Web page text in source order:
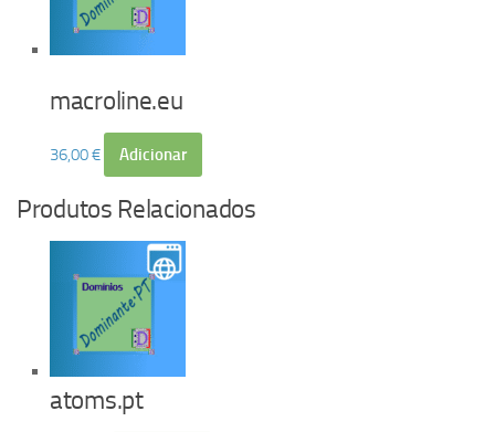
macroline.eu
36,00€ Adicionar
Produtos Relacionados
atoms.pt